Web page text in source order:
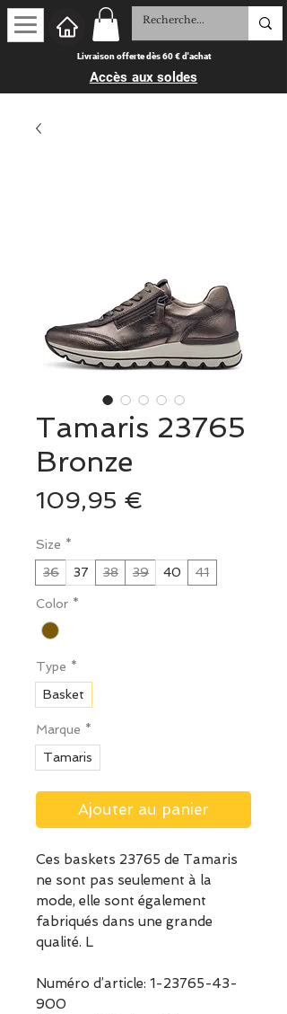
Livraison offerte dès 60 € d'achat
Accès aux soldes
Tamaris 23765
Bronze
109,95 €
Size *
36
37 38 39 40 41
Color *
Type *
Basket
Marque *
Tamaris
Ajouter au panier
Ces baskets 23765 de Tamaris
ne sont pas seulement à la
mode, elle sont également
fabriqués dans une grande
qualité. L
Numéro d’article: 1-23765-43-
900